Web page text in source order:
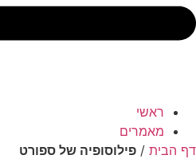
ראשי
מאמרים
דף הבית / פילוסופיה של ספורט